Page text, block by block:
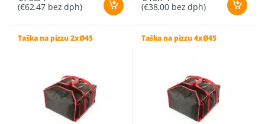
(€62.47 bez dph) (€38.00 bez dph)
Taška na pizzu 2xØ45 Taška na pizzu 4xØ45